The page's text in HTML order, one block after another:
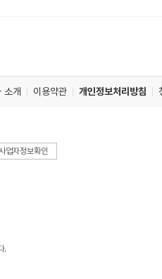
소개 이용약관 개인정보처리방침
업자정보확인
.